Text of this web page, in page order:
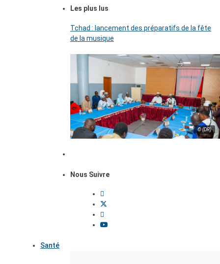
Les plus lus
Tchad : lancement des préparatifs de la fête
de la musique
© (DR)
Nous Suivre
Santé